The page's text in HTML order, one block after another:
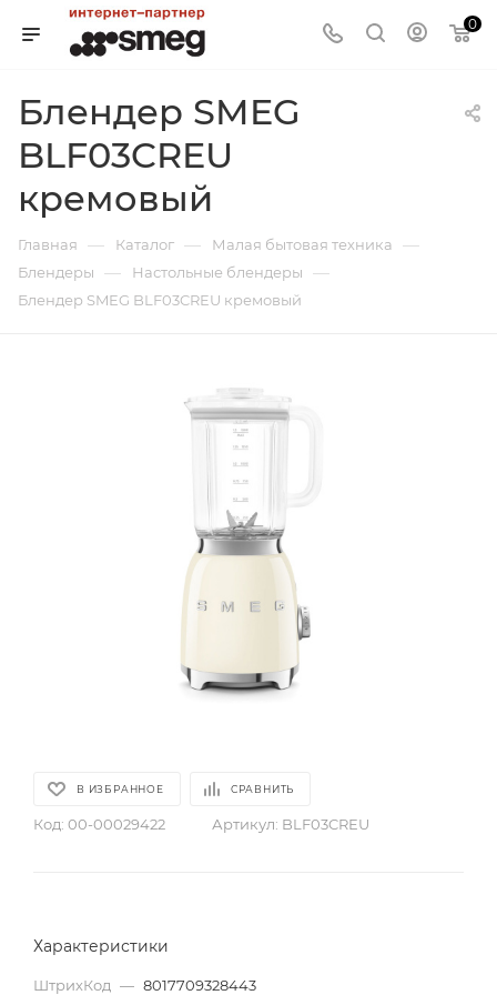
0
Блендер SMEG
BLF03CREU
кремовый
Главная — Каталог — Малая бытовая техника —
Блендеры — Настольные блендеры —
Блендер SMEG BLF03CREU кремовый
В ИЗБРАННОЕ СРАВНИТЬ
Код: 00-00029422 Артикул: BLF03CREU
Характеристики
ШтрихКод — 8017709328443